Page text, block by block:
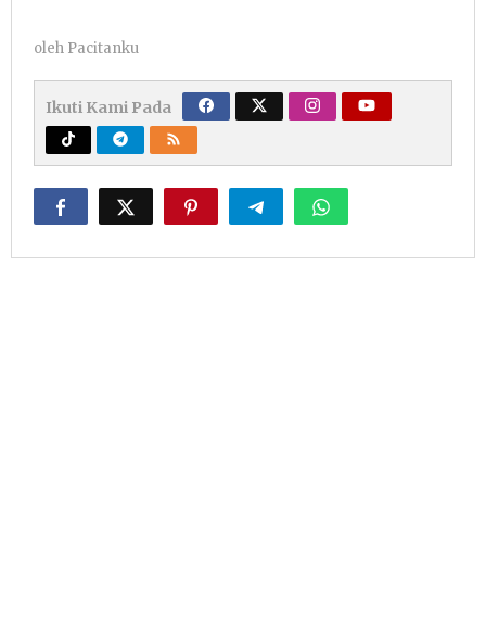
oleh Pacitanku
Ikuti Kami Pada